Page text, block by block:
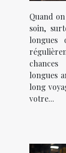
Quand
soin,
longues
longues
long
votre...